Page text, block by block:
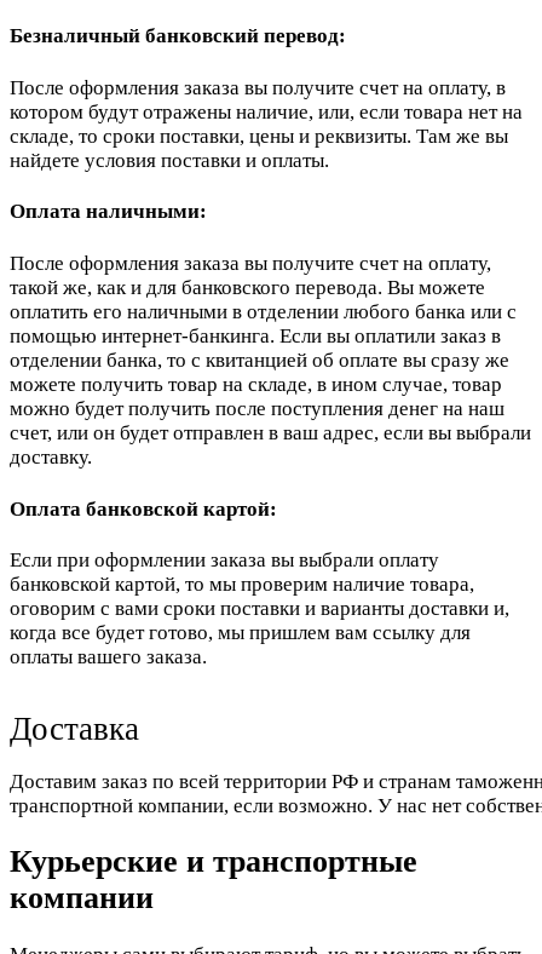
Безналичный банковский перевод:
После оформления заказа вы получите счет на оплату, в
котором будут отражены наличие, или, если товара нет на
складе, то сроки поставки, цены и реквизиты. Там же вы
найдете условия поставки и оплаты.
Оплата наличными:
После оформления заказа вы получите счет на оплату,
такой же, как и для банковского перевода. Вы можете
оплатить его наличными в отделении любого банка или с
помощью интернет-банкинга. Если вы оплатили заказ в
отделении банка, то с квитанцией об оплате вы сразу же
можете получить товар на складе, в ином случае, товар
можно будет получить после поступления денег на наш
счет, или он будет отправлен в ваш адрес, если вы выбрали
доставку.
Оплата банковской картой:
Если при оформлении заказа вы выбрали оплату
банковской картой, то мы проверим наличие товара,
оговорим с вами сроки поставки и варианты доставки и,
когда все будет готово, мы пришлем вам ссылку для
оплаты вашего заказа.
Доставка
Доставим заказ по всей территории РФ и странам
транспортной компании, если возможно. У нас нет
Курьерские и транспортные
компании